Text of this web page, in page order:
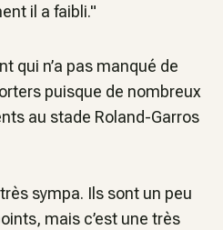
il a faibli."
qui n’a pas manqué de
puisque de nombreux
au stade Roland-Garros
sympa. Ils sont un peu
mais c’est une très